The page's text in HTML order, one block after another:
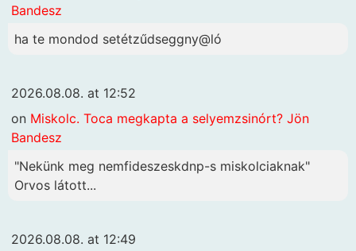
Bandesz
ha te mondod setétzűdseggny@ló
2026.08.08. at 12:52
on Miskolc. Toca megkapta a selyemzsinórt? Jön
Bandesz
"Nekünk meg nemfideszeskdnp-s miskolciaknak"
Orvos látott...
2026.08.08. at 12:49